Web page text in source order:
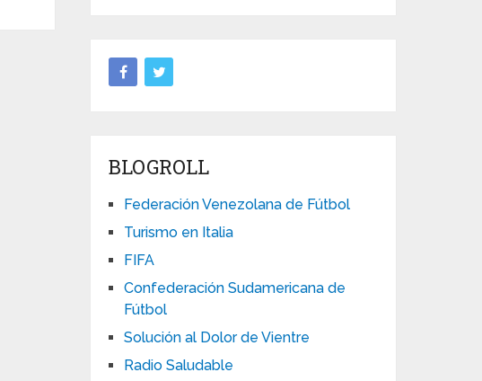
BLOGROLL
Federación Venezolana de Fútbol
Turismo en Italia
FIFA
Confederación Sudamericana de
Fútbol
Solución al Dolor de Vientre
Radio Saludable